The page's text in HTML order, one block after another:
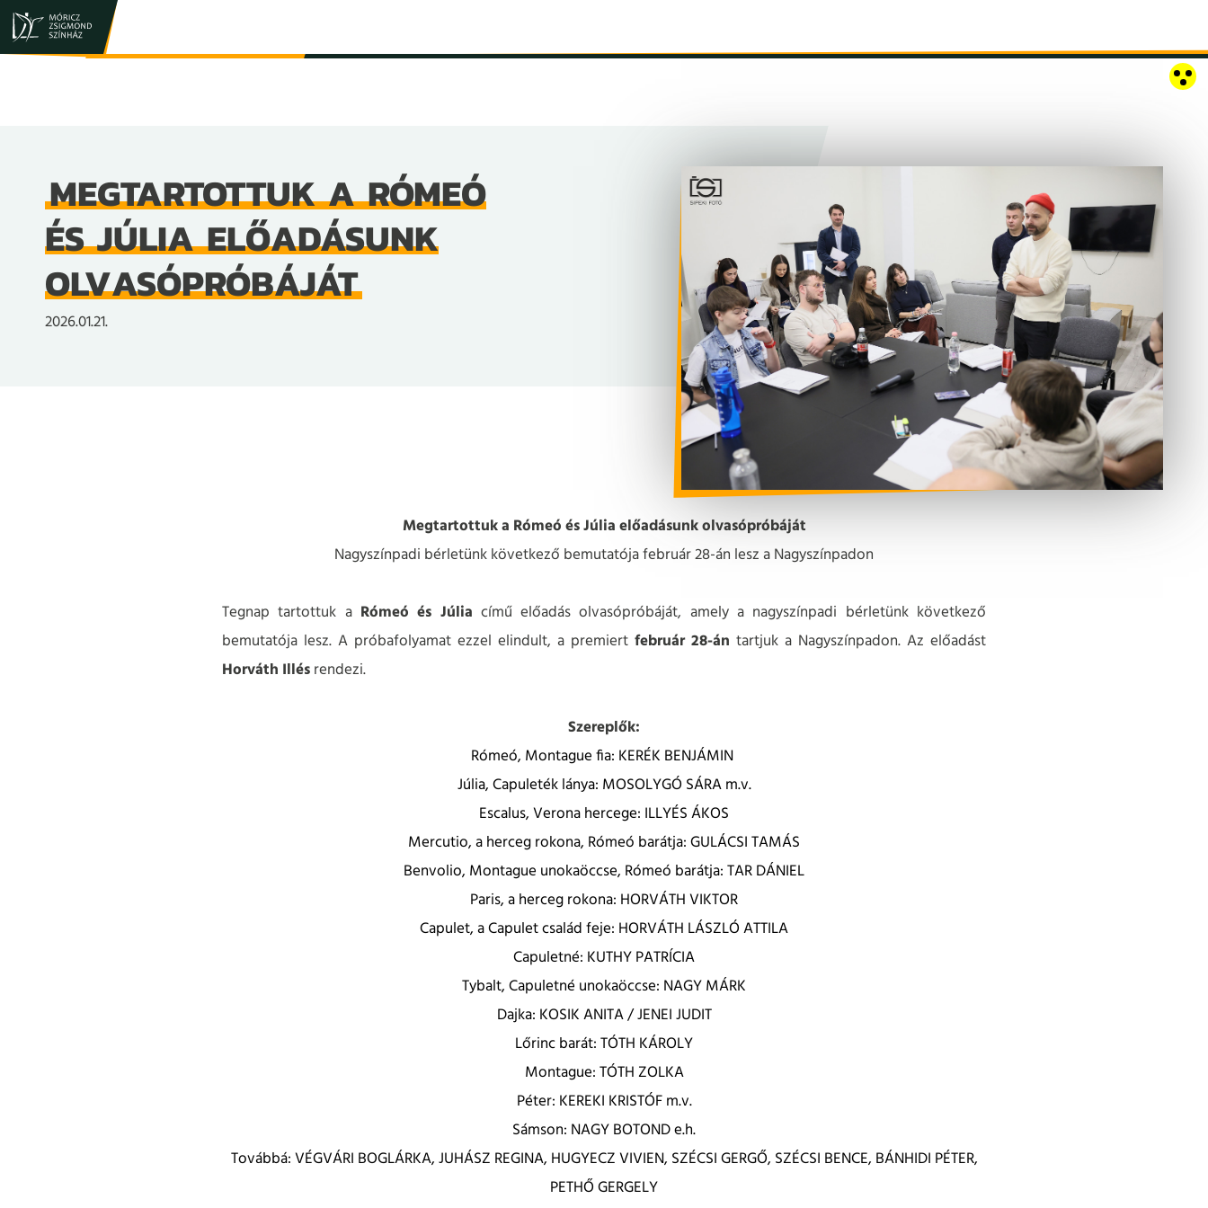
EN
MEGTARTOTTUK A RÓMEÓ
ÉS JÚLIA ELŐADÁSUNK
OLVASÓPRÓBÁJÁT
2026.01.21.
Megtartottuk a Rómeó és Júlia előadásunk olvasópróbáját
Nagyszínpadi bérletünk következő bemutatója február 28-án lesz a Nagyszínpadon
Tegnap tartottuk a Rómeó és Júlia című előadás olvasópróbáját, amely a nagyszínpadi bérletünk következő
bemutatója lesz. A próbafolyamat ezzel elindult, a premiert február 28-án tartjuk a Nagyszínpadon. Az előadást
Horváth Illésrendezi.
Szereplők:
Rómeó, Montague fia: KERÉK BENJÁMIN
Júlia, Capuleték lánya: MOSOLYGÓ SÁRA m.v.
Escalus, Verona hercege: ILLYÉS ÁKOS
Mercutio, a herceg rokona, Rómeó barátja: GULÁCSI TAMÁS
Benvolio, Montague unokaöccse, Rómeó barátja: TAR DÁNIEL
Paris, a herceg rokona: HORVÁTH VIKTOR
Capulet, a Capulet család feje: HORVÁTH LÁSZLÓ ATTILA
Capuletné: KUTHY PATRÍCIA
Tybalt, Capuletné unokaöccse: NAGY MÁRK
Dajka: KOSIK ANITA / JENEI JUDIT
Lőrinc barát: TÓTH KÁROLY
Montague: TÓTH ZOLKA
Péter: KEREKI KRISTÓF m.v.
Sámson: NAGY BOTOND e.h.
Továbbá: VÉGVÁRI BOGLÁRKA, JUHÁSZ REGINA, HUGYECZ VIVIEN, SZÉCSI GERGŐ, SZÉCSI BENCE, BÁNHIDI PÉTER,
PETHŐ GERGELY